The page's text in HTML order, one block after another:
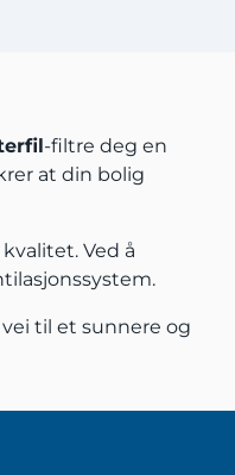
-filtre deg en
at din bolig
Ved å
til et sunnere og